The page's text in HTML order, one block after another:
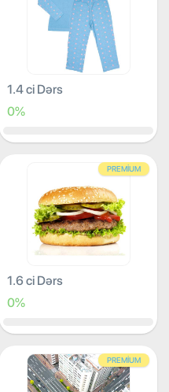
1.4 ci Dərs
0%
PREMIUM
1.6 ci Dərs
0%
PREMIUM